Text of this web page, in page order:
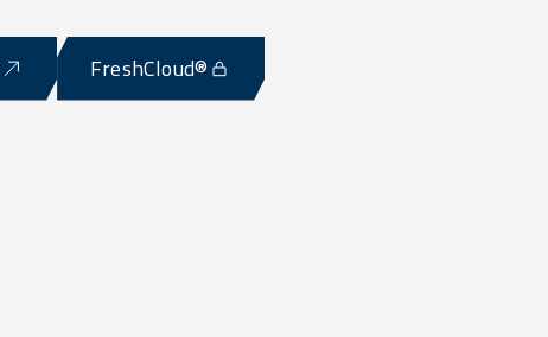
FreshCloud®